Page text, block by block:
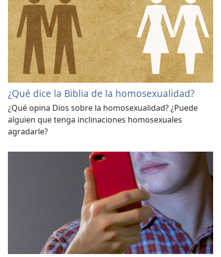
¿Qué dice la Biblia de la homosexualidad?
¿Qué opina Dios sobre la homosexualidad? ¿Puede
alguien que tenga inclinaciones homosexuales
agradarle?